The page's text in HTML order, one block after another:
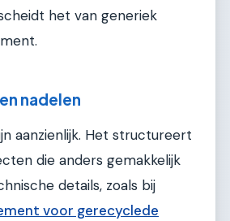
het van generiek
nadelen
aanzienlijk. Het structureert
die anders gemakkelijk
details, zoals bij
voor gerecyclede